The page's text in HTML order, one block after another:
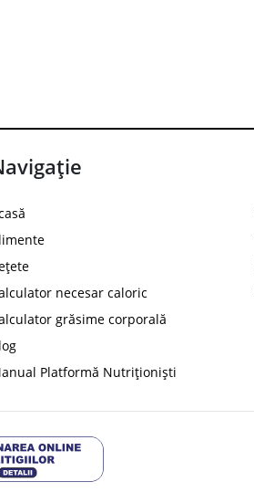
necesar caloric
grăsime corporală
Platformă Nutriționiști